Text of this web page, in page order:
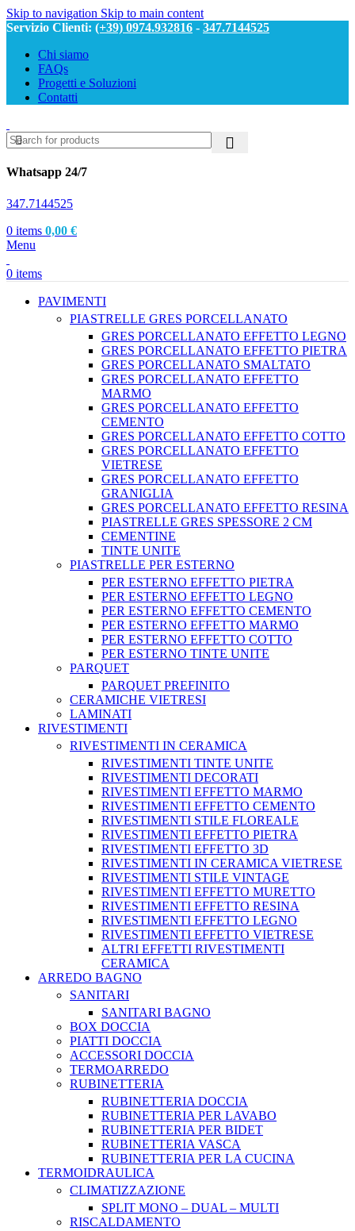
Skip to navigation Skip to main content
Servizio Clienti: (+39) 0974.932816 - 347.7144525
Chi siamo
FAQs
Progetti e Soluzioni
Contatti
Whatsapp 24/7
347.7144525
0 items 0,00 €
Menu
0 items
PAVIMENTI
PIASTRELLE GRES PORCELLANATO
GRES PORCELLANATO EFFETTO LEGNO
GRES PORCELLANATO EFFETTO PIETRA
GRES PORCELLANATO SMALTATO
GRES PORCELLANATO EFFETTO
MARMO
GRES PORCELLANATO EFFETTO
CEMENTO
GRES PORCELLANATO EFFETTO COTTO
GRES PORCELLANATO EFFETTO
VIETRESE
GRES PORCELLANATO EFFETTO
GRANIGLIA
GRES PORCELLANATO EFFETTO RESINA
PIASTRELLE GRES SPESSORE 2 CM
CEMENTINE
TINTE UNITE
PIASTRELLE PER ESTERNO
PER ESTERNO EFFETTO PIETRA
PER ESTERNO EFFETTO LEGNO
PER ESTERNO EFFETTO CEMENTO
PER ESTERNO EFFETTO MARMO
PER ESTERNO EFFETTO COTTO
PER ESTERNO TINTE UNITE
PARQUET
PARQUET PREFINITO
CERAMICHE VIETRESI
LAMINATI
RIVESTIMENTI
RIVESTIMENTI IN CERAMICA
RIVESTIMENTI TINTE UNITE
RIVESTIMENTI DECORATI
RIVESTIMENTI EFFETTO MARMO
RIVESTIMENTI EFFETTO CEMENTO
RIVESTIMENTI STILE FLOREALE
RIVESTIMENTI EFFETTO PIETRA
RIVESTIMENTI EFFETTO 3D
RIVESTIMENTI IN CERAMICA VIETRESE
RIVESTIMENTI STILE VINTAGE
RIVESTIMENTI EFFETTO MURETTO
RIVESTIMENTI EFFETTO RESINA
RIVESTIMENTI EFFETTO LEGNO
RIVESTIMENTI EFFETTO VIETRESE
ALTRI EFFETTI RIVESTIMENTI
CERAMICA
ARREDO BAGNO
SANITARI
SANITARI BAGNO
BOX DOCCIA
PIATTI DOCCIA
ACCESSORI DOCCIA
TERMOARREDO
RUBINETTERIA
RUBINETTERIA DOCCIA
RUBINETTERIA PER LAVABO
RUBINETTERIA PER BIDET
RUBINETTERIA VASCA
RUBINETTERIA PER LA CUCINA
TERMOIDRAULICA
CLIMATIZZAZIONE
SPLIT MONO – DUAL – MULTI
RISCALDAMENTO